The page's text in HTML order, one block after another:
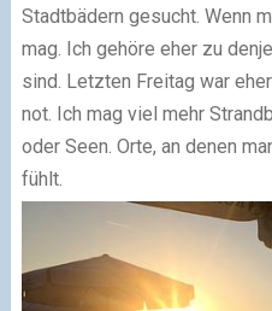
Stadtbädern gesucht. Wenn
mag. Ich gehöre eher zu
sind. Letzten Freitag war
not. Ich mag viel mehr
oder Seen. Orte, an denen
fühlt.